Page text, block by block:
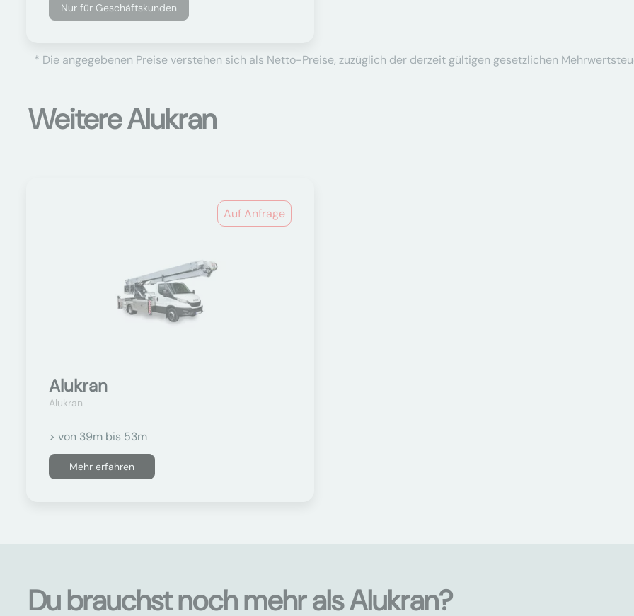
Nur für Geschäftskunden
* Die angegebenen Preise verstehen sich als Netto-Preise, zuzüglich der derzeit gültigen gesetzlichen
Weitere Alukran
Auf Anfrage
Alukran
Alukran
> von 39m bis 53m
Mehr erfahren
Du brauchst noch mehr als Alukran?